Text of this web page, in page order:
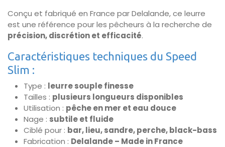
Conçu et fabriqué en France par Delalande, ce leurre
est une référence pour les pêcheurs à la recherche de
précision, discrétion et efficacité.
Caractéristiques techniques du Speed
Slim :
Type : leurre souple finesse
Tailles : plusieurs longueurs disponibles
Utilisation : pêche en mer et eau douce
Nage : subtile et fluide
Ciblé pour : bar, lieu, sandre, perche, black-bass
Fabrication : Delalande – Made in France